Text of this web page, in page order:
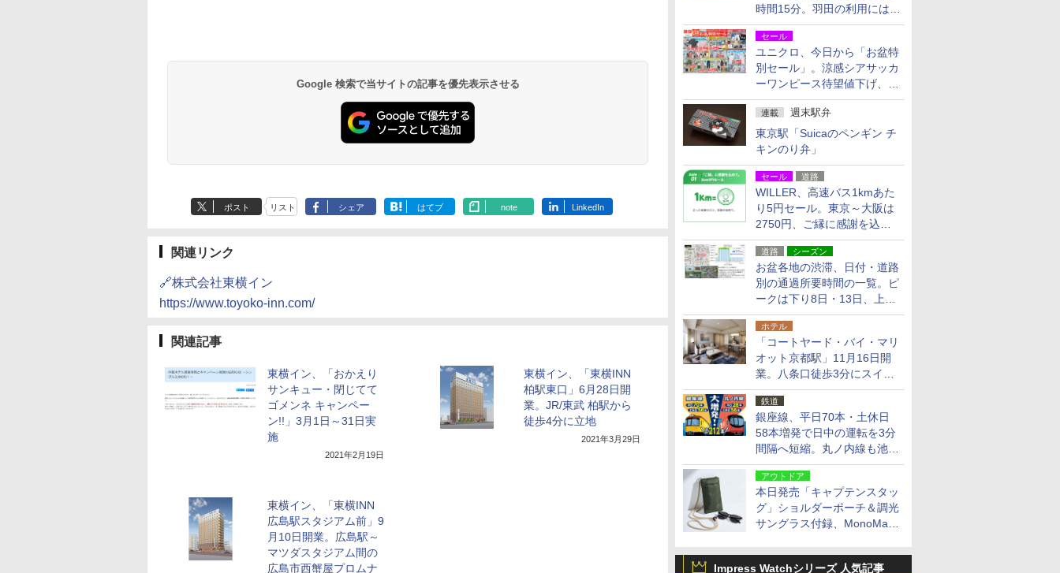
時間15分。羽田の利用には
「空港西出口」の利用検討を
セール
ユニクロ、今日から「お盆特
別セール」。涼感シアサッカ
ーワンピース待望値下げ、撥
水ギアショーツは1990円に
連載 週末駅弁
東京駅「Suicaのペンギン チ
キンのり弁」
セール 道路
WILLER、高速バス1kmあた
り5円セール。東京～大阪は
2750円、ご縁に感謝を込め
た20周年記念キャンペーン
道路 シーズン
お盆各地の渋滞、日付・道路
別の通過所要時間の一覧。ピ
ークは下り8日・13日、上り
14日・15日
ホテル
「コートヤード・バイ・マリ
オット京都駅」11月16日開
業。八条口徒歩3分にスイー
ト含む全270室、ダイニング
も併設
鉄道
銀座線、平日70本・土休日
58本増発で日中の運転を3分
間隔へ短縮。丸ノ内線も池袋
～中野坂上を4分間隔に
アウトドア
本日発売「キャプテンスタッ
グ」ショルダーポーチ＆調光
サングラス付録、MonoMax
Impress Watchシリーズ 人気記事
10,450円～
19,541円～
7,950円～
5,758円～
Google 検索で当サイトの記事を優先表示させる
ポスト リスト シェア はてブ note LinkedIn
関連リンク
🔗株式会社東横イン
https://www.toyoko-inn.com/
関連記事
東横イン、「おかえり
サンキュー・閉じてて
ゴメンネ キャンペー
ン!!」3月1日～31日実
施
2021年2月19日
東横イン、「東横INN
柏駅東口」6月28日開
業。JR/東武 柏駅から
徒歩4分に立地
2021年3月29日
東横イン、「東横INN
広島駅スタジアム前」9
月10日開業。広島駅～
マツダスタジアム間の
広島市西蟹屋プロムナ